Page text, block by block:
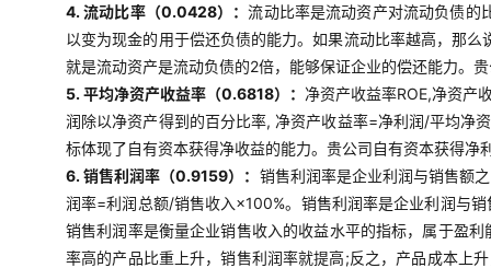
4. 流动比率（0.0428）：流动比率是流动资产对流动负债的
以变为现金的用于偿还负债的能力。如果流动比率越高，那
就是流动资产是流动负债的2倍，能够保证企业的偿还能力。
5. 平均净资产收益率（0.6818）： 净资产收益率ROE,净资产
润除以净资产得到的百分比率, 净资产收益率=净利润/平均净
标体现了自有资本获得净收益的能力。贵公司自有资本获得
6. 销售利润率（0.9159）： 销售利润率是企业利润与销售额
润率=利润总额/销售收入×100%。销售利润率是企业利润与
销售利润率是衡量企业销售收入的收益水平的指标，属于盈
率高的产品比重上升，销售利润率就提高;反之，产品成本上